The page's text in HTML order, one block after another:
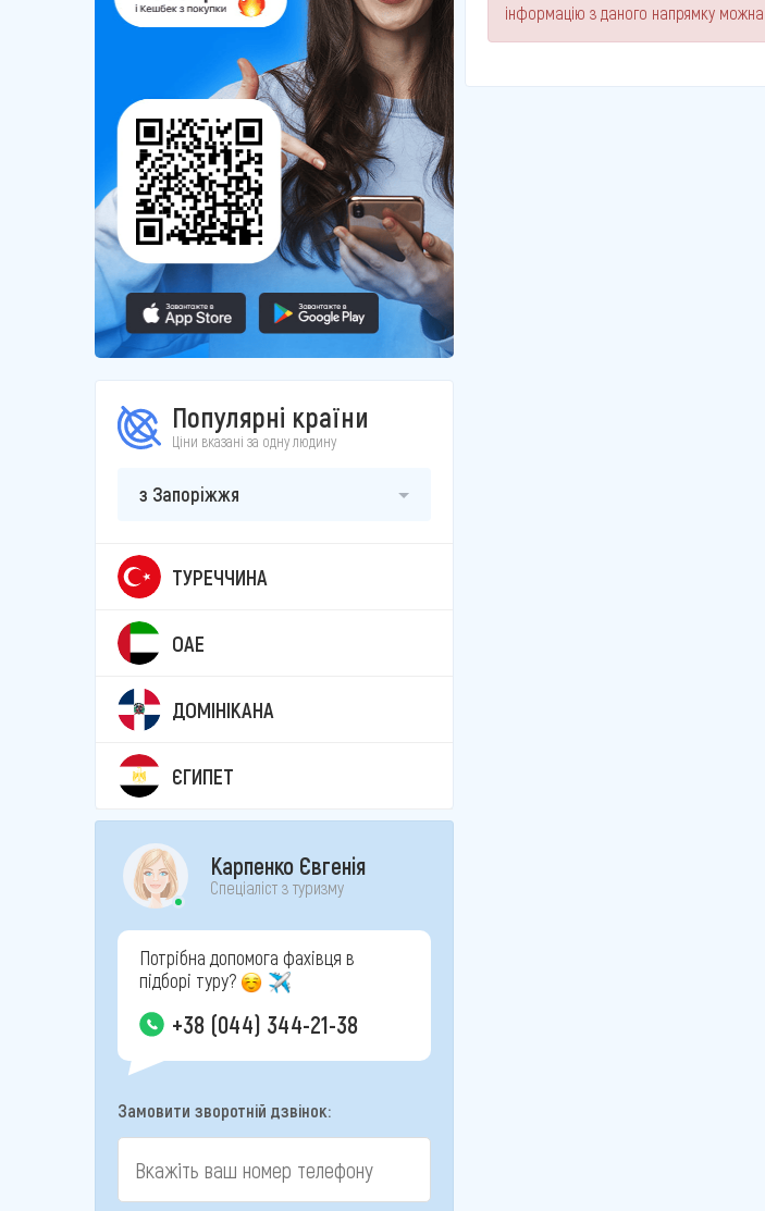
Популярні країни
Ціни вказані за одну людину
з Запоріжжя
ТУРЕЧЧИНА
ОАЕ
ДОМІНІКАНА
ЄГИПЕТ
Карпенко Євгенія
Спеціаліст з туризму
Потрібна допомога фахівця в
підборі туру?
+38 (044) 344-21-38
Замовити зворотній дзвінок:
інформацію з даного напрямку